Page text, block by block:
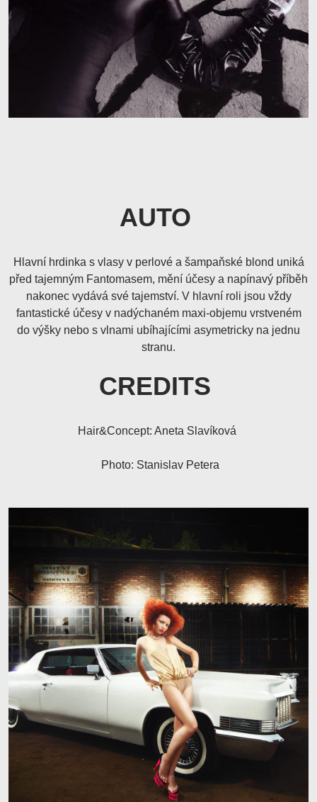
AUTO
Hlavní hrdinka s vlasy v perlové a šampaňské blond uniká
před tajemným Fantomasem, mění účesy a napínavý příběh
nakonec vydává své tajemství. V hlavní roli jsou vždy
fantastické účesy v nadýchaném maxi-objemu vrstveném
do výšky nebo s vlnami ubíhajícími asymetricky na jednu
stranu.
CREDITS
Hair&Concept: Aneta Slavíková
Photo: Stanislav Petera